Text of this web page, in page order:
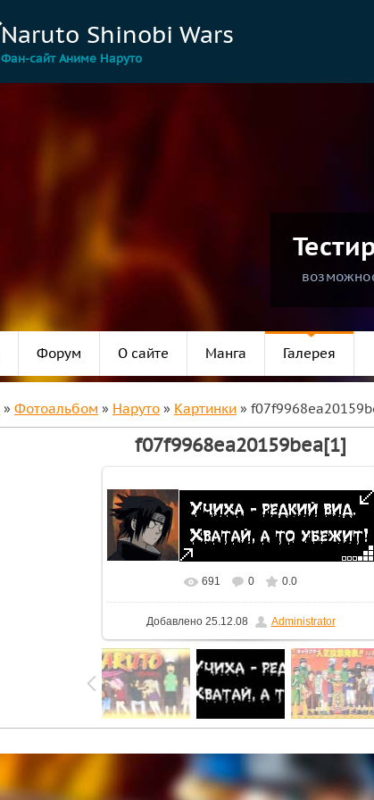
Naruto Shinobi Wars
Фан-сайт Аниме Наруто
Форум О сайте Манга Галерея
» Фотоальбом » Наруто » Картинки »
f07f9968ea20159bea[1]
691 0 0.0
Добавлено25.12.08 Administrator